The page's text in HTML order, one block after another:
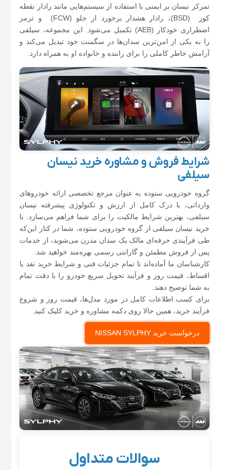
تمرکز نیسان بر ایمنی با استفاده از سیستم‌هایی مانند رادار نقطه
کور (BSD)، رادار هشدار برخورد از جلو (FCW) و ترمز
اضطراری خودکار (AEB) تکمیل می‌شود. این مجموعه، سیلفی
را به یکی از امن‌ترین سدان‌ها در سگمنت خود تبدیل می‌کند و
آرامش خاطر کاملی را برای راننده و خانواده او به همراه دارد.
شرایط فروش و مشاوره خرید نیسان
سیلفی
گروه خودرویی ستوده به عنوان مرجع تخصصی ارائه خودروهای
وارداتی، با درک کامل از ارزش و تکنولوژی پیشرفته نیسان
سیلفی، بهترین شرایط مالکیت را برای شما فراهم می‌سازد. با
خرید نیسان سیلفی از گروه خودرویی ستوده، شما در کنار این‌که
طی فرآیندی حرفه‌ای مالک یک سدان مدرن می‌شوید، از خدمات
پس از فروش مطمئن و گارانتی رسمی بهره‌مند خواهید شد.
کارشناسان ما آماده‌اند تا تمام جزئیات فنی و شرایط خرید نقد یا
اقساط، قیمت روز و فرآیند تحویل سریع خودرو را با دقت تمام
به شما توضیح دهند.
برای کسب اطلاعات کامل در مورد مدل‌ها، قیمت روز و شروع
فرآیند خرید، همین حالا روی دکمه مشاوره و خرید کلیک کنید.
درخواست خرید NISSAN SYLPHY
سوالات متداول